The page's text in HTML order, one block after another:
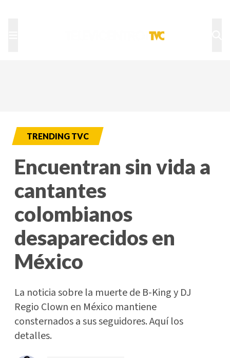
TRENDING TVC
Encuentran sin vida a
cantantes
colombianos
desaparecidos en
México
La noticia sobre la muerte de B-King y DJ
Regio Clown en México mantiene
consternados a sus seguidores. Aquí los
detalles.